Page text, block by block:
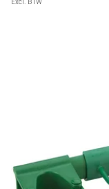
Excl. BTW